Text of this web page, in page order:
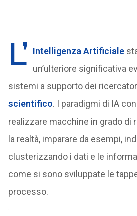
L’ Intelligenza Artificiale
un’ulteriore significativa
sistemi a supporto dei
scientifico. I paradigmi di IA
realizzare macchine in grado di
la realtà, imparare da esempi,
clusterizzando i dati e le
come si sono sviluppate le
processo.